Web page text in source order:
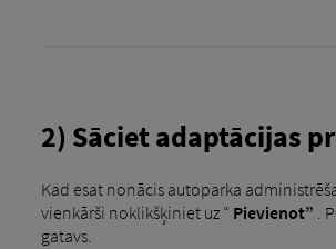
2) Sāciet adaptācijas
Kad esat nonācis autoparka
vienkārši noklikšķiniet uz “ Pievienot” .
gatavs.